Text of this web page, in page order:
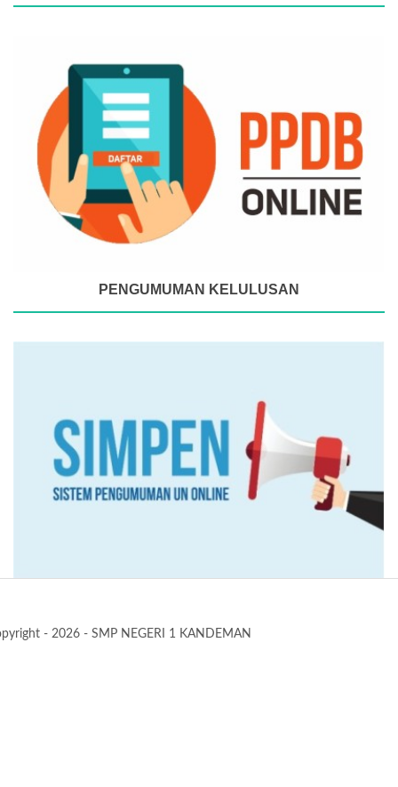
PENGUMUMAN KELULUSAN
- 2026 - SMP NEGERI 1 KANDEMAN